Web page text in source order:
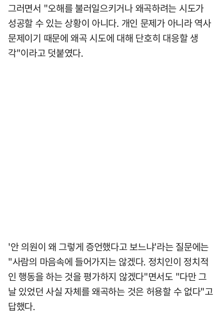
그러면서 "오해를 불러일으키거나 왜곡하려는 시도가
성공할 수 있는 상황이 아니다. 개인 문제가 아니라 역사
문제이기 때문에 왜곡 시도에 대해 단호히 대응할 생
각"이라고 덧붙였다.
'안 의원이 왜 그렇게 증언했다고 보느냐'라는 질문에는
"사람의 마음속에 들어가지는 않겠다. 정치인이 정치적
인 행동을 하는 것을 평가하지 않겠다"면서도 "다만 그
날 있었던 사실 자체를 왜곡하는 것은 허용할 수 없다"고
답했다.